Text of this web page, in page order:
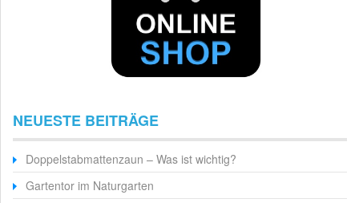
NEUESTE BEITRÄGE
Doppelstabmattenzaun – Was ist wichtig?
Gartentor im Naturgarten